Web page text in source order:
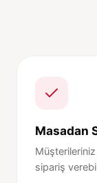
Masadan
sipariş